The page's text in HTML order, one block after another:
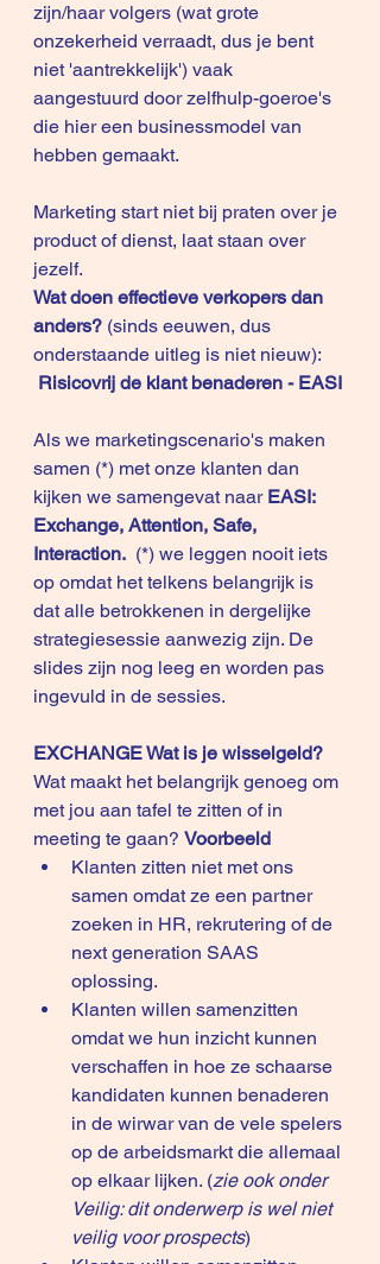
zijn/haar volgers (wat grote
onzekerheid verraadt, dus je bent
niet 'aantrekkelijk') vaak
aangestuurd door zelfhulp-goeroe's
die hier een businessmodel van
hebben gemaakt.
Marketing start niet bij praten over je
product of dienst, laat staan over
jezelf.
Wat doen effectieve verkopers dan
anders? (sinds eeuwen, dus
onderstaande uitleg is niet nieuw):
Risicovrij de klant benaderen - EASI
Als we marketingscenario's maken
samen (*) met onze klanten dan
kijken we samengevat naar EASI:
Exchange, Attention, Safe,
Interaction.
  (*) we leggen nooit iets
op omdat het telkens belangrijk is
dat alle betrokkenen in dergelijke
strategiesessie aanwezig zijn. De
slides zijn nog leeg en worden pas
ingevuld in de sessies.
EXCHANGE Wat is je wisselgeld?
Wat maakt het belangrijk genoeg om
met jou aan tafel te zitten of in
meeting te gaan? Voorbeeld
Klanten zitten niet met ons
samen omdat ze een partner
zoeken in HR, rekrutering of de
next generation SAAS
oplossing.
Klanten willen samenzitten
omdat we hun inzicht kunnen
verschaffen in hoe ze schaarse
kandidaten kunnen benaderen
in de wirwar van de vele spelers
op de arbeidsmarkt die allemaal
op elkaar lijken. (zie ook onder
Veilig: dit onderwerp is wel niet
veilig voor prospects)